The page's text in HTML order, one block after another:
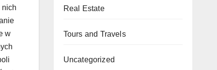
nich
w
Real Estate
Tours and Travels
Uncategorized